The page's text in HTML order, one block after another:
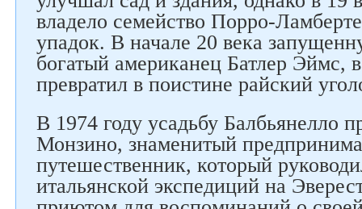
владело семейство Порро-
упадок. В начале 20 века
богатый американец Батлер Эймс,
превратил в поистине райский
В 1974 году усадьбу Балбьянелло
Монзино, знаменитый
путешественник, который
итальянской экспедиций на